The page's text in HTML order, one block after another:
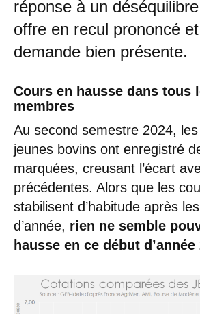
réponse à un
offre en recul prononcé
demande bien présente.
Cours en hausse dans tous
membres
Au second semestre 2024,
jeunes bovins ont enregistré
marquées, creusant l’écart
précédentes. Alors que les
stabilisent d’habitude après
d’année, rien ne semble
hausse en ce début d’année